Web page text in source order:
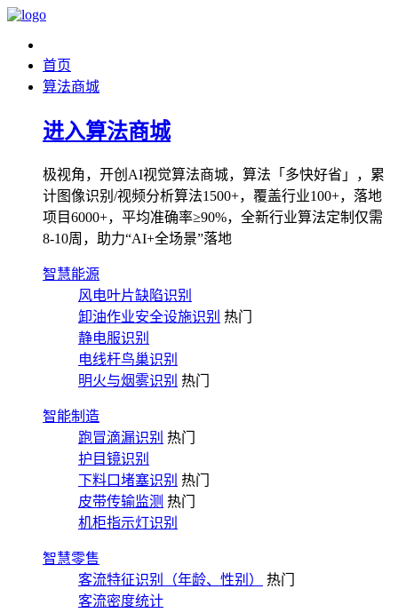
首页
算法商城
进入算法商城
极视角，开创AI视觉算法商城，算法「多快好省」，累
计图像识别/视频分析算法1500+，覆盖行业100+，落地
项目6000+，平均准确率≥90%，全新行业算法定制仅需
8-10周，助力“AI+全场景”落地
智慧能源
风电叶片缺陷识别
卸油作业安全设施识别 热门
静电服识别
电线杆鸟巢识别
明火与烟雾识别 热门
智能制造
跑冒滴漏识别 热门
护目镜识别
下料口堵塞识别 热门
皮带传输监测 热门
机柜指示灯识别
智慧零售
客流特征识别（年龄、性别）
热门
客流密度统计